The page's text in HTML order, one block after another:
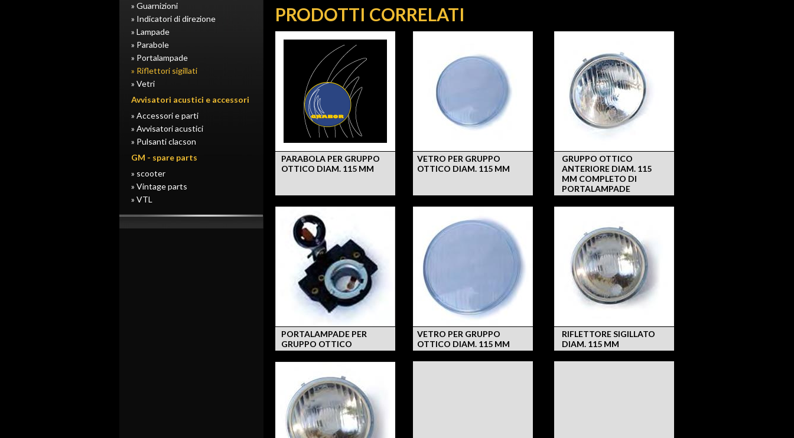
» Guarnizioni
» Indicatori di direzione
» Lampade
» Parabole
» Portalampade
» Riflettori sigillati
» Vetri
Avvisatori acustici e accessori
» Accessori e parti
» Avvisatori acustici
» Pulsanti clacson
GM - spare parts
» scooter
» Vintage parts
» VTL
PRODOTTI CORRELATI
PARABOLA PER GRUPPO
OTTICO DIAM. 115 MM
VETRO PER GRUPPO
OTTICO DIAM. 115 MM
GRUPPO OTTICO
ANTERIORE DIAM. 115
MM COMPLETO DI
PORTALAMPADE
PORTALAMPADE PER
GRUPPO OTTICO
VETRO PER GRUPPO
OTTICO DIAM. 115 MM
RIFLETTORE SIGILLATO
DIAM. 115 MM